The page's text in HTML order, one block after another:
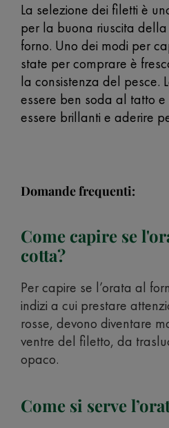
La selezione dei filetti è
per la buona riuscita
forno. Uno dei modi per
state per comprare è
la consistenza del pesce.
essere ben soda al tatto
essere brillanti e aderire
Domande frequenti:
Come capire se
cotta?
Per capire se l’orata al
indizi a cui prestare
rosse, devono diventare
ventre del filetto, da
opaco.
Come si serve